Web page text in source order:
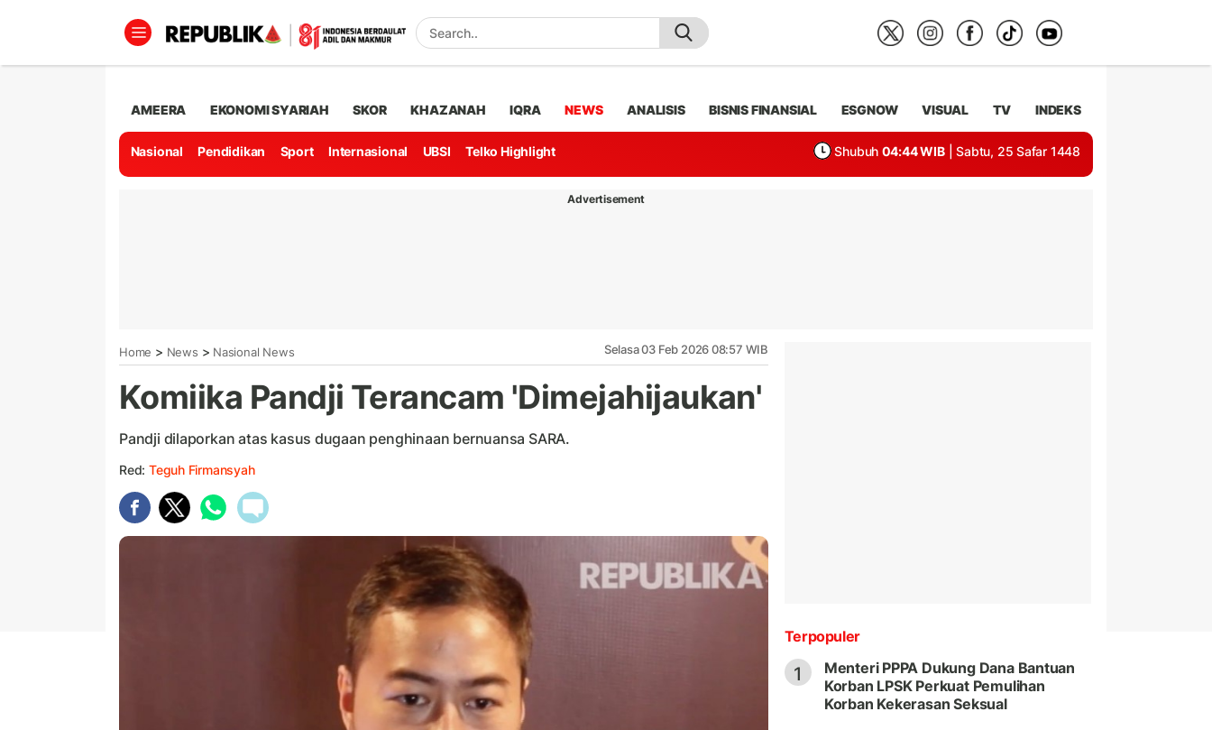
AMEERA EKONOMI SYARIAH SKOR KHAZANAH IQRA NEWS ANALISIS BISNIS FINANSIAL ESGNOW VISUAL TV INDEKS
Nasional Pendidikan Sport Internasional UBSI Telko Highlight Shubuh 04:44 WIB | Sabtu, 25 Safar 1448
Advertisement
Home > News > Nasional News Selasa 03 Feb 2026 08:57 WIB
Komiika Pandji Terancam 'Dimejahijaukan'
Pandji dilaporkan atas kasus dugaan penghinaan bernuansa SARA.
Red: Teguh Firmansyah
Terpopuler
1
Menteri PPPA Dukung Dana Bantuan
Korban LPSK Perkuat Pemulihan
Korban Kekerasan Seksual